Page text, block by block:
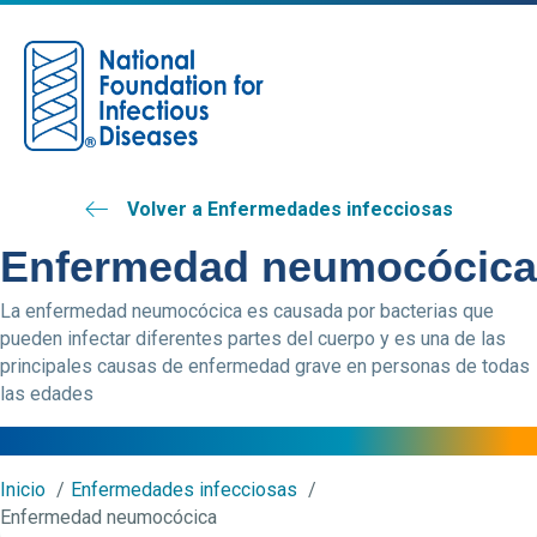
Volver a Enfermedades infecciosas
Enfermedad neumocócica
La enfermedad neumocócica es causada por bacterias que
pueden infectar diferentes partes del cuerpo y es una de las
principales causas de enfermedad grave en personas de todas
las edades
Inicio
Enfermedades infecciosas
Enfermedad neumocócica